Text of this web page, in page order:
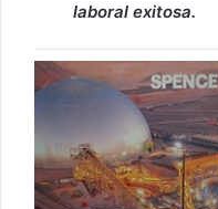
laboral exitosa.